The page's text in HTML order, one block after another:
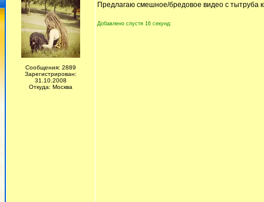
Сообщения: 2889
Зарегистрирован:
31.10.2008
Откуда: Москва
Предлагаю смешное/бредовое видео с тытруба
Добавлено спустя 16 секунд: